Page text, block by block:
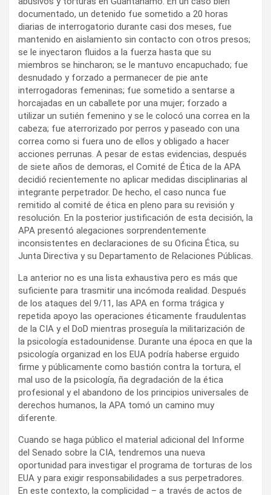
documentado, un detenido fue sometido a 20 horas
diarias de interrogatorio durante casi dos meses, fue
mantenido en aislamiento sin contacto con otros presos;
se le inyectaron fluidos a la fuerza hasta que su
miembros se hincharon; se le mantuvo encapuchado; fue
desnudado y forzado a permanecer de pie ante
interrogadoras femeninas; fue sometido a sentarse a
horcajadas en un caballete por una mujer; forzado a
utilizar un sutién femenino y se le colocó una correa en la
cabeza; fue aterrorizado por perros y paseado con una
correa como si fuera uno de ellos y obligado a hacer
acciones perrunas. A pesar de estas evidencias, después
de siete años de demoras, el Comité de Ética de la APA
decidió recientemente no aplicar medidas disciplinarias al
integrante perpetrador. De hecho, el caso nunca fue
remitido al comité de ética en pleno para su revisión y
resolución. En la posterior justificación de esta decisión, la
APA presentó alegaciones sorprendentemente
inconsistentes en declaraciones de su Oficina Ética, su
Junta Directiva y su Departamento de Relaciones Públicas.
La anterior no es una lista exhaustiva pero es más que
suficiente para trasmitir una incómoda realidad. Después
de los ataques del 9/11, las APA en forma trágica y
repetida apoyo las operaciones éticamente fraudulentas
de la CIA y el DoD mientras proseguía la militarización de
la psicología estadounidense. Durante una época en que la
psicología organizad en los EUA podría haberse erguido
firme y públicamente como bastión contra la tortura, el
mal uso de la psicología, ña degradación de la ética
profesional y el abandono de los principios universales de
derechos humanos, la APA tomó un camino muy
diferente.
Cuando se haga público el material adicional del Informe
del Senado sobre la CIA, tendremos una nueva
oportunidad para investigar el programa de torturas de los
EUA y para exigir responsabilidades a sus perpetradores.
En este contexto, la complicidad – a través de actos de